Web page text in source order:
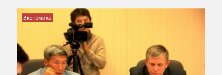
Экономика